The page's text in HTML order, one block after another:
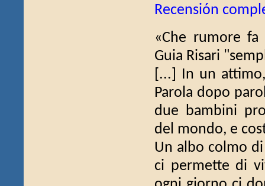
Recensión
«Che rumore fa
Guia Risari
[...] In un
Parola dopo
due bambini
del mondo, e
Un albo colmo
ci permette di